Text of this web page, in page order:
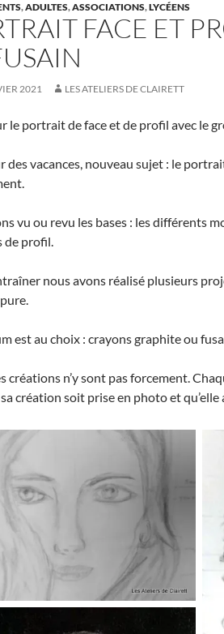
,ADULTES,ASSOCIATIONS,LYCÉENS
FACE ET
2021 LES ATELIERS DE CLAIRETT
le portrait de face et de profil avec le
des vacances, nouveau sujet : le
vu ou revu les bases : les différents
de profil.
nous avons réalisé plusieurs
est au choix : crayons graphite ou
créations n’y sont pas forcement.
création soit prise en photo et qu’elle